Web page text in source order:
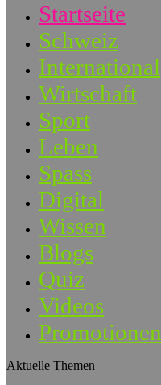
Startseite
Schweiz
International
Wirtschaft
Sport
Leben
Spass
Digital
Wissen
Blogs
Quiz
Videos
Promotionen
Aktuelle Themen